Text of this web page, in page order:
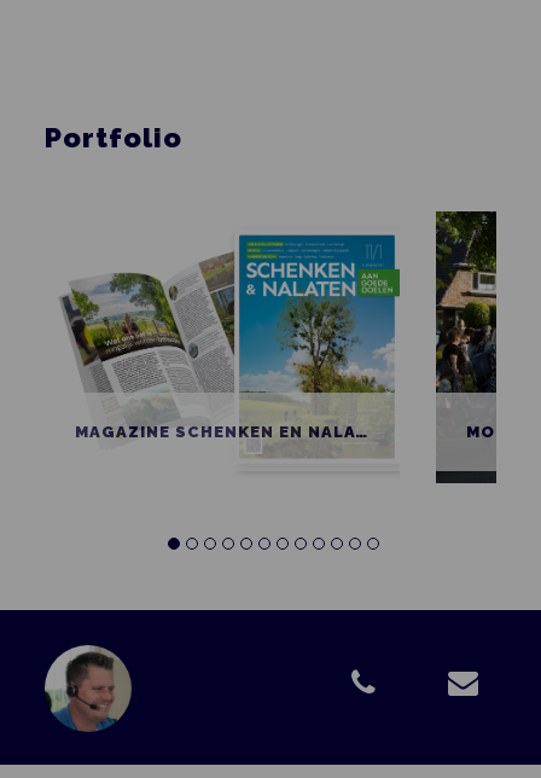
Portfolio
MAGAZINE SCHENKEN EN NALATEN AAN GOEDE DOELEN